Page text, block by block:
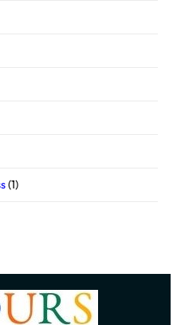
(1)